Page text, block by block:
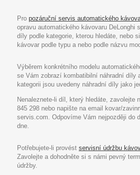
Pro pozáruční servis automatického
opravu automatického kávovaru DeLonghi
díly podle kategorie, kterou hledáte, nebo
kávovar podle typu a nebo podle názvu
Výběrem konkrétního modelu
se Vám zobrazí kombatibilní náhradní díly
kategorii jsou uvedeny náhradní díly jako
Nenaleznete-li díl, který hledáte, zavolejte
845 298 nebo napište na email kovar/
servis.com. Odpovíme Vám nejpozději do
dne.
Potřebujete-li provést servisní údržbu
Zavolejte a dohodněte si s námi pevný
údržby.